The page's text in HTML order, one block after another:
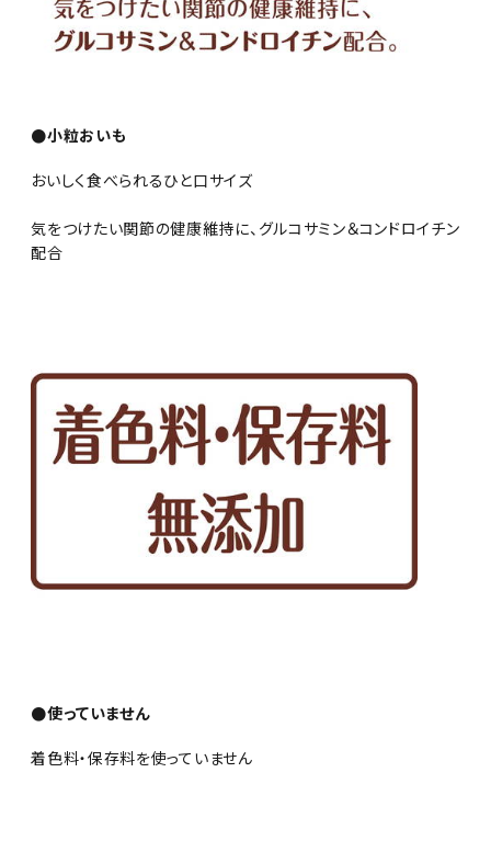
●小粒おいも
おいしく食べられるひと口サイズ
気をつけたい関節の健康維持に、グルコサミン＆コンドロイチン
配合
●使っていません
着色料・保存料を使っていません